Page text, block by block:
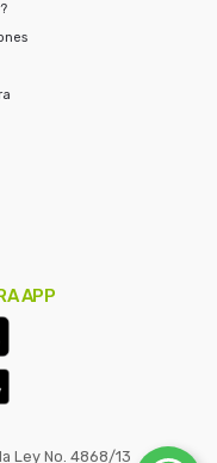
APP
Ley No. 4868/13